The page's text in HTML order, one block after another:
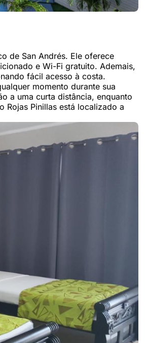
de San Andrés. Ele oferece
e Wi-Fi gratuito. Ademais,
fácil acesso à costa.
momento durante sua
a uma curta distância, enquanto
Rojas Pinillas está localizado a